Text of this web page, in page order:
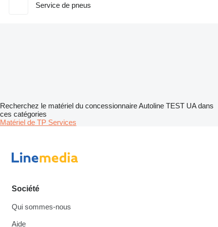
Service de pneus
Recherchez le matériel du concessionnaire Autoline TEST UA dans
ces catégories
Matériel de TP Services
Société
Qui sommes-nous
Aide